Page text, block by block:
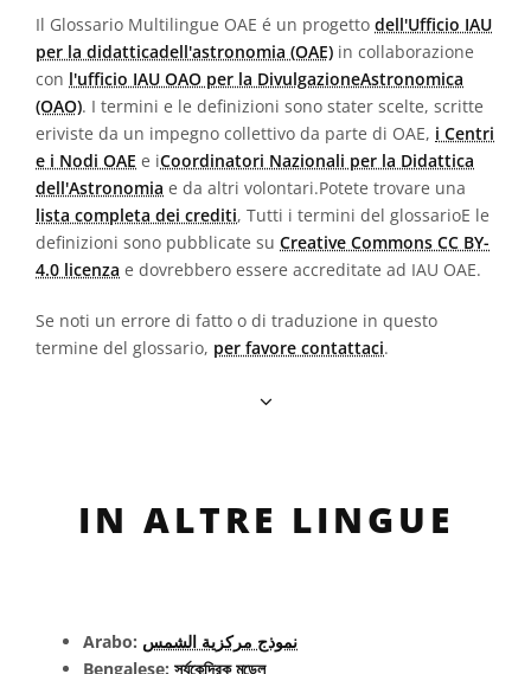
Il Glossario Multilingue OAE é un progetto dell'Ufficio IAU
per la didatticadell'astronomia (OAE) in collaborazione
con l'ufficio IAU OAO per la DivulgazioneAstronomica
(OAO). I termini e le definizioni sono stater scelte, scritte
eriviste da un impegno collettivo da parte di OAE, i Centri
e i Nodi OAE e iCoordinatori Nazionali per la Didattica
dell'Astronomia e da altri volontari.Potete trovare una
lista completa dei crediti, Tutti i termini del glossarioE le
definizioni sono pubblicate su Creative Commons CC BY-
4.0 licenza e dovrebbero essere accreditate ad IAU OAE.
Se noti un errore di fatto o di traduzione in questo
termine del glossario, per favore contattaci.
IN ALTRE LINGUE
Arabo: نموذج مركزية الشمس
Bengalese: সূর্যকেন্দ্রিক মডেল